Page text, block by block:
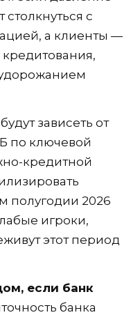
с
а клиенты —
зависеть от
по ключевой
кредитной
полугодии 2026
игроки,
этот период
если банк
банка